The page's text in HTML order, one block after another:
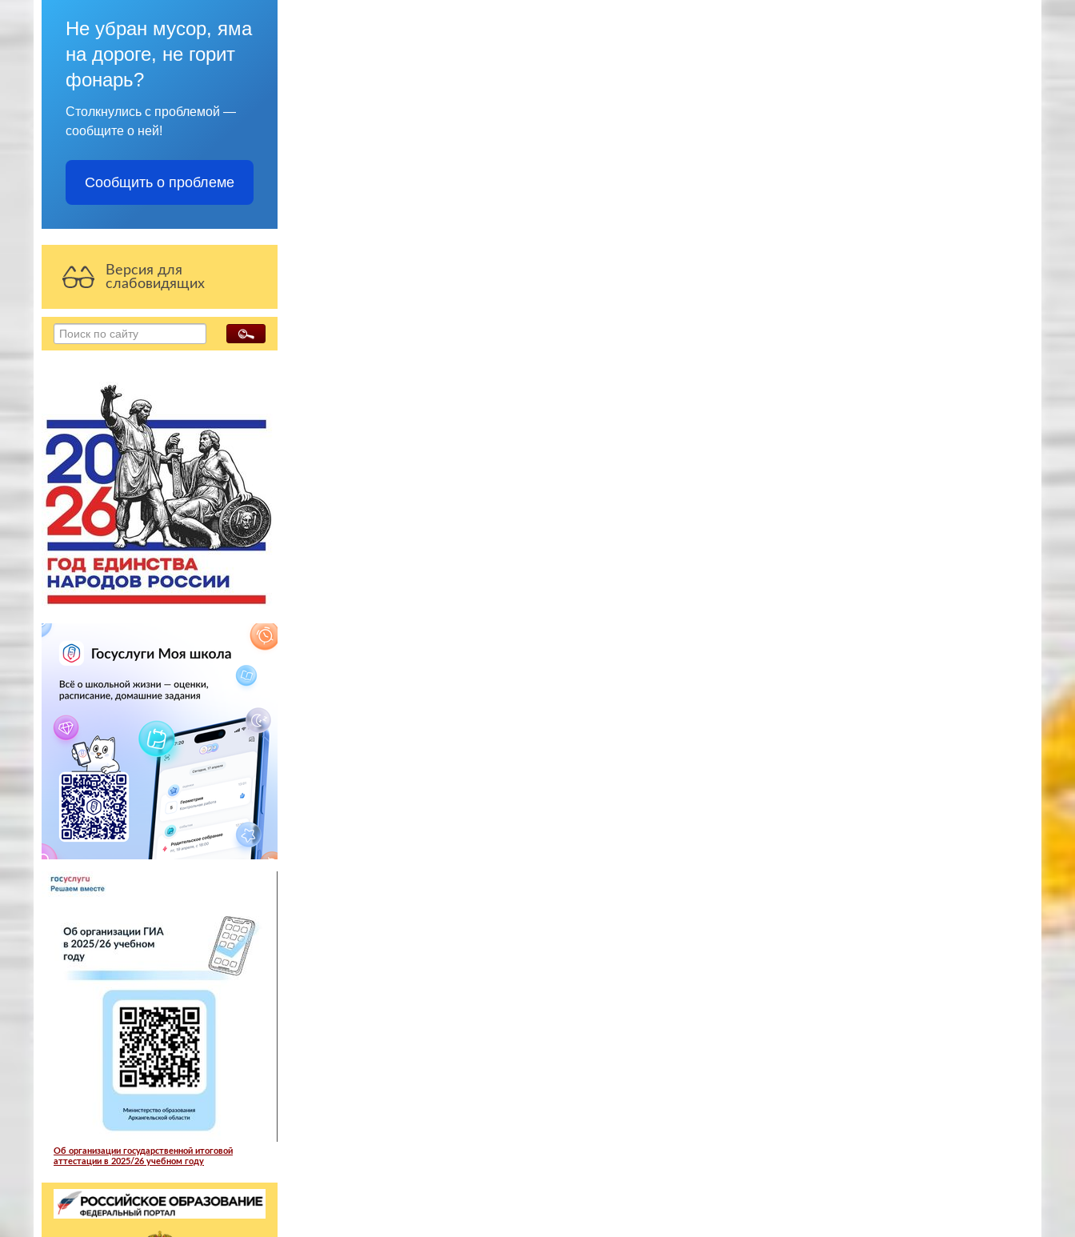
Не убран мусор, яма
на дороге, не горит
фонарь?
Столкнулись с проблемой —
сообщите о ней!
Сообщить о проблеме
Версия для
слабовидящих
Об организации государственной итоговой
аттестации в 2025/26 учебном году